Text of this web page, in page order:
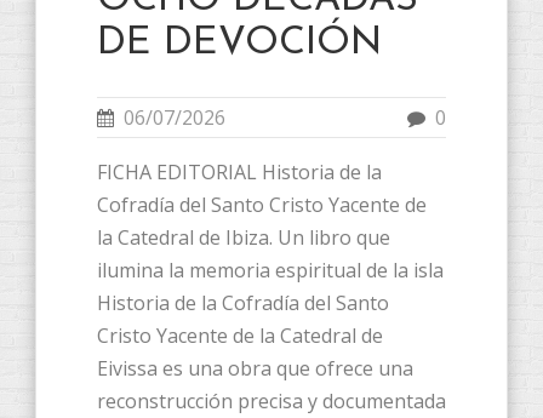
DE DEVOCIÓN
06/07/2026 0
FICHA EDITORIAL Historia de la
Cofradía del Santo Cristo Yacente de
la Catedral de Ibiza. Un libro que
ilumina la memoria espiritual de la isla
Historia de la Cofradía del Santo
Cristo Yacente de la Catedral de
Eivissa es una obra que ofrece una
reconstrucción precisa y documentada